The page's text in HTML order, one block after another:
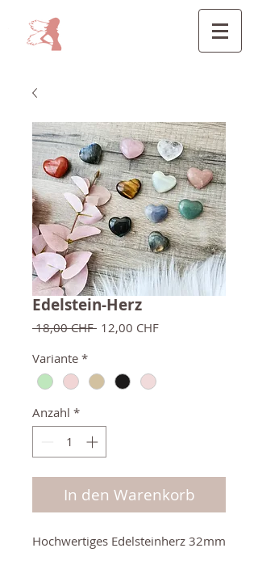
Edelstein-Herz
18,00 CHF Standardpreis
12,00 CHFSale-
Variante *
Anzahl *
In den Warenkorb
Hochwertiges Edelsteinherz 32mm